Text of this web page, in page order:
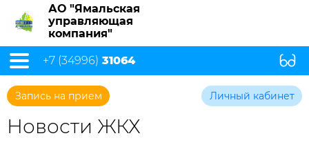
АО "Ямальская
управляющая
компания"
+7 (34996) 31064
Запись на прием Личный кабинет
Новости ЖКХ